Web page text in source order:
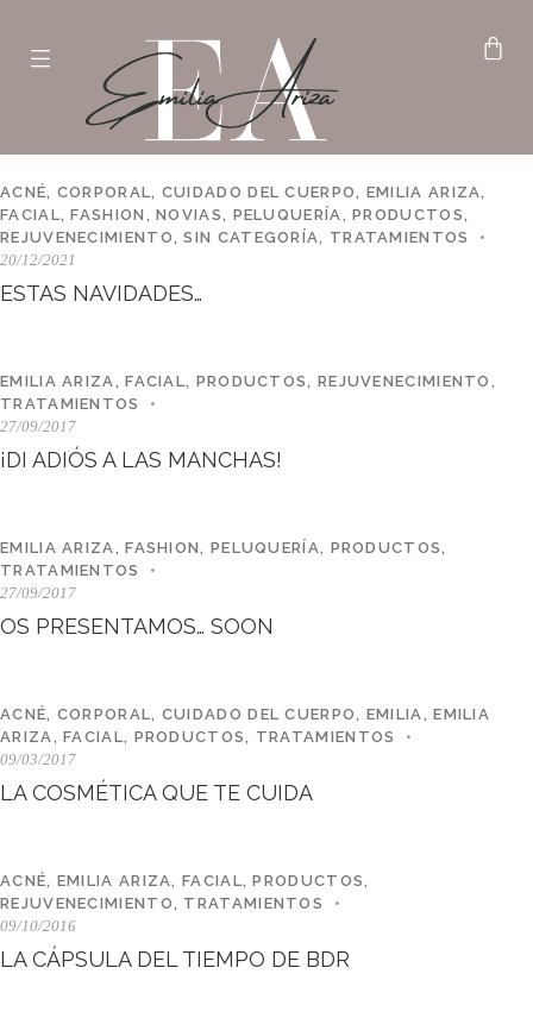
ACNÉ, CORPORAL, CUIDADO DEL CUERPO, EMILIA ARIZA,
FACIAL,FASHION ,NOVIAS, PELUQUERÍA,PRODUCTOS,
REJUVENECIMIENTO,SIN CATEGORÍA, TRATAMIENTOS
20/12/2021
ESTAS NAVIDADES…
EMILIA ARIZA,FACIAL, PRODUCTOS, REJUVENECIMIENTO ,
TRATAMIENTOS
27/09/2017
¡DI ADIÓS A LAS MANCHAS!
EMILIA ARIZA,FASHION, PELUQUERÍA, PRODUCTOS,
TRATAMIENTOS
27/09/2017
OS PRESENTAMOS… SOON
ACNÉ, CORPORAL, CUIDADO DEL CUERPO, EMILIA,EMILIA
ARIZA,FACIAL, PRODUCTOS, TRATAMIENTOS
09/03/2017
LA COSMÉTICA QUE TE CUIDA
ACNÉ, EMILIA ARIZA,FACIAL,PRODUCTOS,
REJUVENECIMIENTO, TRATAMIENTOS
09/10/2016
LA CÁPSULA DEL TIEMPO DE BDR